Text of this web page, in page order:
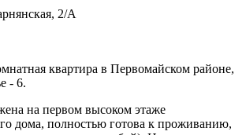
2/А
квартира в Первомайском районе,
- 6.
на первом высоком этаже
дома, полностью готова к проживанию,